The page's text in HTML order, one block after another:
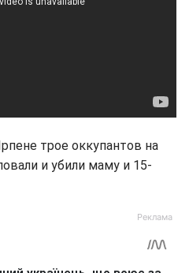
трое оккупантов на
и убили маму и 15-